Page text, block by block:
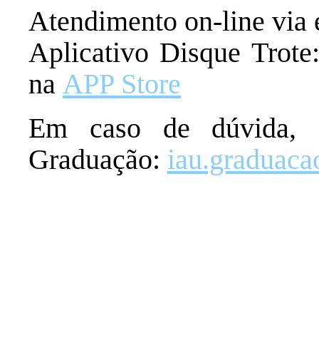
Atendimento on-line
Aplicativo Disque
na APP Store
Em caso de dúvida,
Graduação: